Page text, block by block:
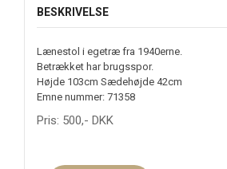
BESKRIVELSE
Lænestol i egetræ fra 1940erne.
Betrækket har brugsspor.
Højde 103cm Sædehøjde 42cm
Emne nummer: 71358
Pris: 500,- DKK